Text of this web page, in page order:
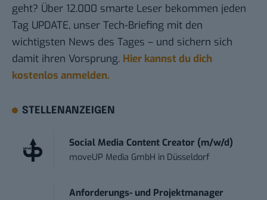
geht? Über 12.000 smarte Leser bekommen jeden
Tag UPDATE, unser Tech-Briefing mit den
wichtigsten News des Tages – und sichern sich
damit ihren Vorsprung. Hier kannst du dich
kostenlos anmelden.
STELLENANZEIGEN
Social Media Content Creator (m/w/d)
moveUP Media GmbH in Düsseldorf
Anforderungs- und Projektmanager